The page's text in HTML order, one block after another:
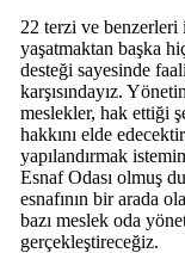
22 terzi ve benzerleri
yaşatmaktan başka
desteği sayesinde
karşısındayız.
meslekler, hak ettiği
hakkını elde
yapılandırmak
Esnaf Odası olmuş
esnafının bir arada
bazı meslek oda
gerçekleştireceğiz.